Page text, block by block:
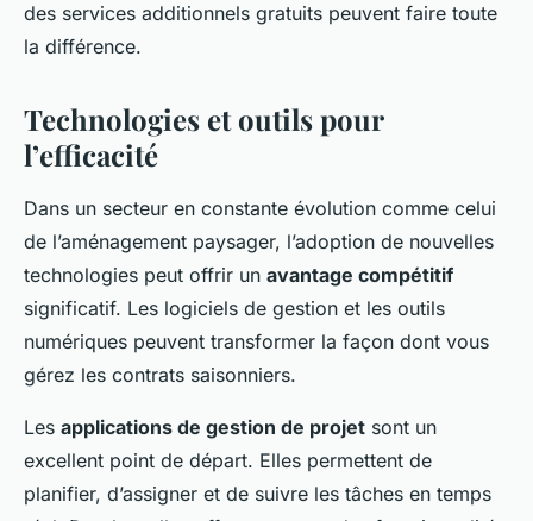
des services additionnels gratuits peuvent faire toute
la différence.
Technologies et outils pour
l’efficacité
Dans un secteur en constante évolution comme celui
de l’aménagement paysager, l’adoption de nouvelles
technologies peut offrir un avantage compétitif
significatif. Les logiciels de gestion et les outils
numériques peuvent transformer la façon dont vous
gérez les contrats saisonniers.
Les applications de gestion de projet sont un
excellent point de départ. Elles permettent de
planifier, d’assigner et de suivre les tâches en temps